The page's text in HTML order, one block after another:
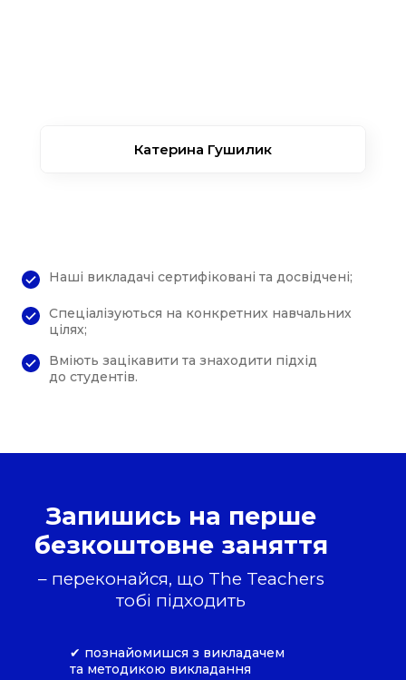
Катерина Гушилик
Наші викладачі сертифіковані та досвідчені;
Спеціалізуються на конкретних навчальних
цілях;
Вміють зацікавити та знаходити підхід
до студентів.
Запишись на перше
безкоштовне заняття
– переконайся, що The Teachers
тобі підходить
✔ познайомишся з викладачем
та методикою викладання